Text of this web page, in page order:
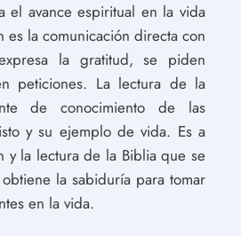
el avance espiritual en la vida
es la comunicación directa con
la gratitud, se piden
peticiones. La lectura de la
de conocimiento de las
y su ejemplo de vida. Es a
y la lectura de la Biblia que se
la sabiduría para tomar
en la vida.